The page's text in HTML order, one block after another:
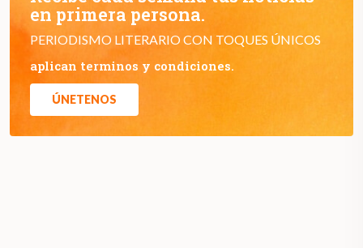
en primera persona.
PERIODISMO LITERARIO CON TOQUES ÚNICOS
aplican terminos y condiciones.
ÚNETENOS